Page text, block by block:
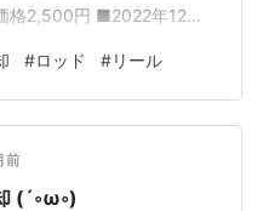
格2,500円 ■2022年12月
購入 ダイワ 23月下美人
買取価格4,500円 以上 買
シーバスハンターX 今思
ですねー。 1…
#ロッド #リール
前
(´◦ω◦)